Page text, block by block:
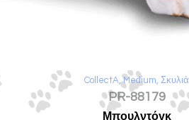
CollectA ,Medium Σκυλιά
PR-88179
Μπουλντόγκ